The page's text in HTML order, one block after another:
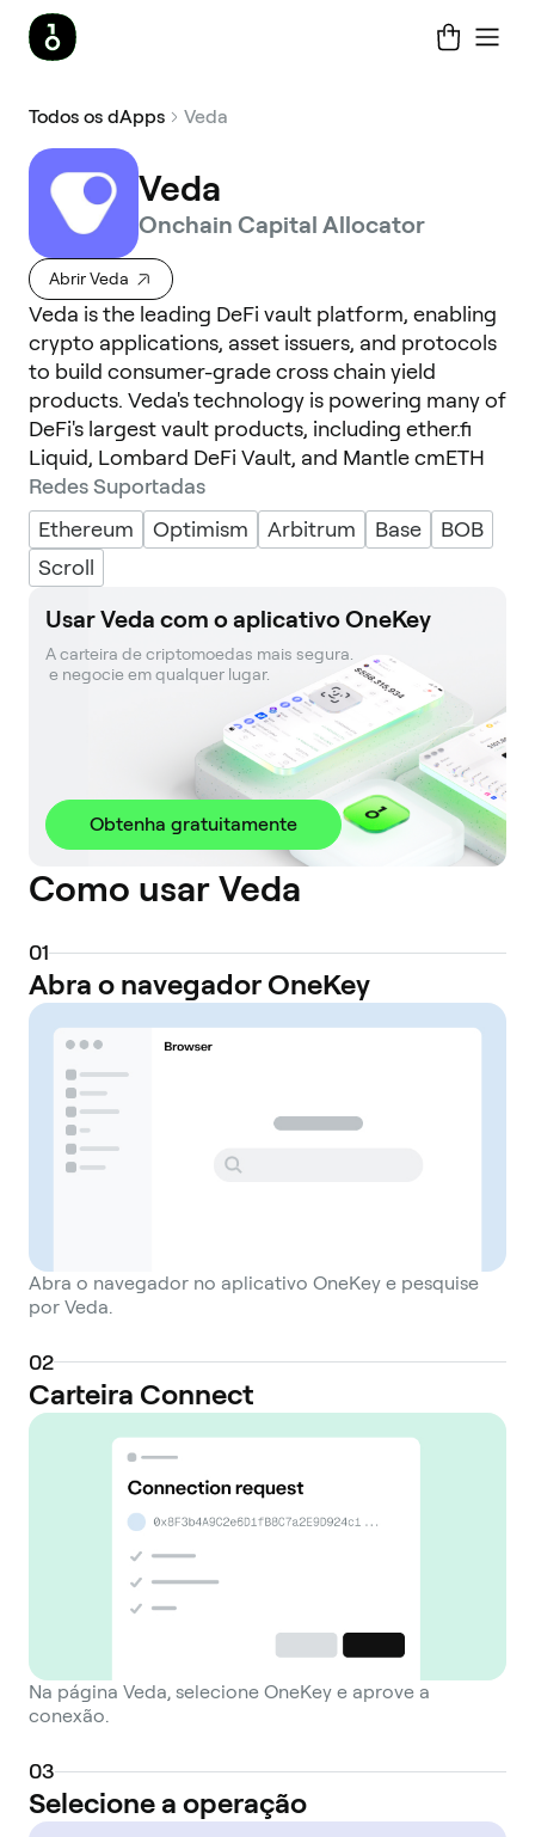
Todos os dApps Veda
Veda
Onchain Capital Allocator
Abrir Veda
Veda is the leading DeFi vault platform, enabling
crypto applications, asset issuers, and protocols
to build consumer-grade cross chain yield
products. Veda's technology is powering many of
DeFi's largest vault products, including ether.fi
Liquid, Lombard DeFi Vault, and Mantle cmETH
Redes Suportadas
Ethereum
Optimism Arbitrum Base
BOB
Scroll
Usar Veda com o aplicativo OneKey
A carteira de criptomoedas mais segura.
e negocie em qualquer lugar.
Obtenha gratuitamente
Como usar Veda
01
Abra o navegador OneKey
Abra o navegador no aplicativo OneKey e pesquise
por Veda.
02
Carteira Connect
Na página Veda, selecione OneKey e aprove a
conexão.
03
Selecione a operação